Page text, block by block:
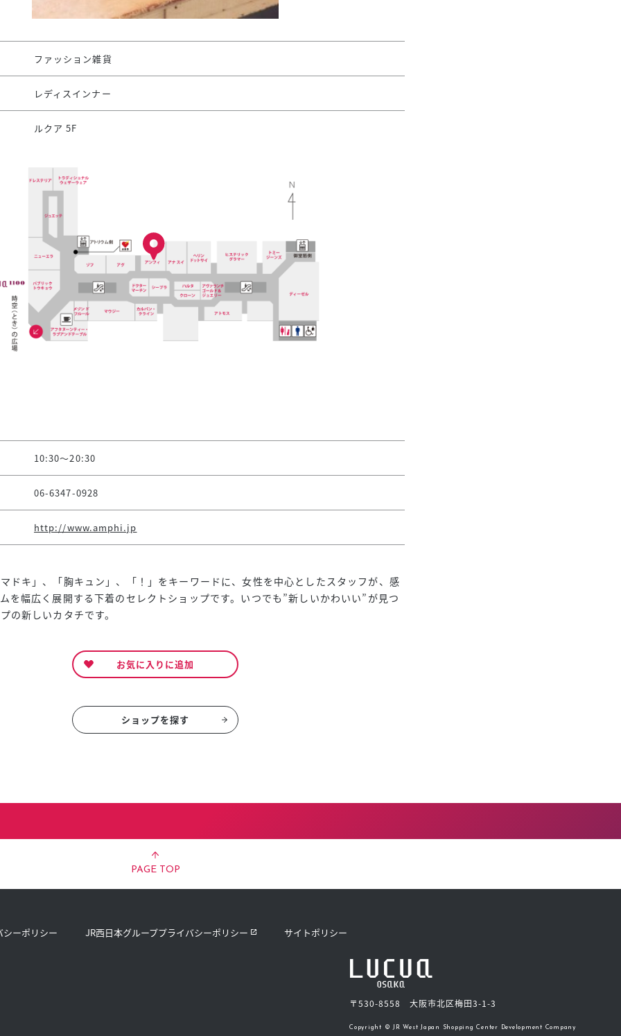
ファッション雑貨
レディスインナー
ルクア 5F
10:30～20:30
06-6347-0928
http://www.amphi.jp
ドキ」、「胸キュン」、「！」をキーワードに、女性を中心としたスタッフが、感
を幅広く展開する下着のセレクトショップです。いつでも”新しいかわいい”が見つ
の新しいカタチです。
お気に入りに追加
ショップを探す
PAGE TOP
シーポリシー JR西日本グループプライバシーポリシー サイトポリシー
〒530-8558 大阪市北区梅田3-1-3
Copyright © JR West Japan Shopping Center Development Company